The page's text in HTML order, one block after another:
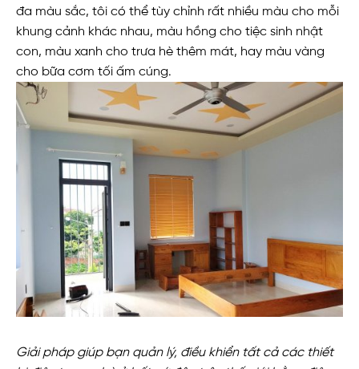
đa màu sắc, tôi có thể tùy chỉnh rất nhiều màu cho mỗi
khung cảnh khác nhau, màu hồng cho tiệc sinh nhật
con, màu xanh cho trưa hè thêm mát, hay màu vàng
cho bữa cơm tối ấm cúng.
Giải pháp giúp bạn quản lý, điều khiển tất cả các thiết